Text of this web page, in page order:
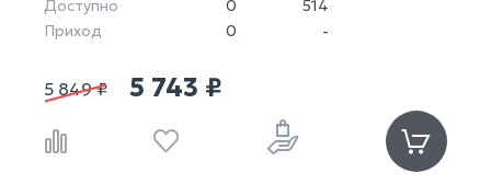
Доступно
0
514
Приход
0 -
5 849 ₽ 5 743 ₽